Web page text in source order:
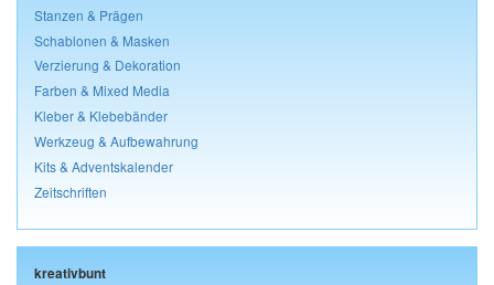
Stanzen & Prägen
Schablonen & Masken
Verzierung & Dekoration
Farben & Mixed Media
Kleber & Klebebänder
Werkzeug & Aufbewahrung
Kits & Adventskalender
Zeitschriften
kreativbunt